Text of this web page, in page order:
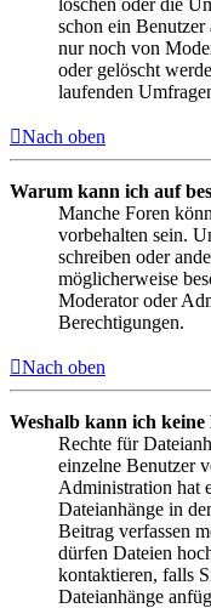
schon ein
nur noch von
oder gelöscht
laufenden
Nach oben
Warum kann ich auf
Manche Foren
vorbehalten sein.
schreiben oder
möglicherweise
Moderator oder
Berechtigungen.
Nach oben
Weshalb kann ich keine
Rechte für
einzelne Benutzer
Administration hat
Dateianhänge in
Beitrag verfassen
dürfen Dateien
kontaktieren, falls
Dateianhänge